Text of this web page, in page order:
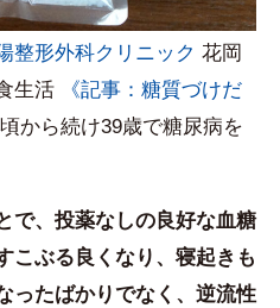
整形外科クリニック 花岡
生活 《記事：糖質づけだ
から続け39歳で糖尿病を
で、投薬なしの良好な血糖
こぶる良くなり、寝起きも
ったばかりでなく、逆流性